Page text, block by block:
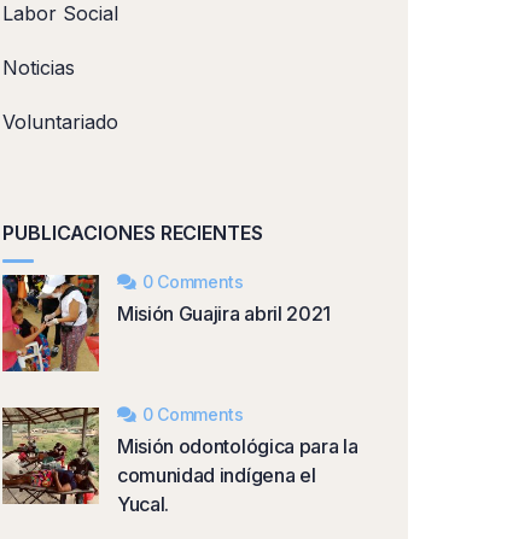
Labor Social
Noticias
Voluntariado
PUBLICACIONES RECIENTES
0 Comments
Misión Guajira abril 2021
0 Comments
Misión odontológica para la
comunidad indígena el
Yucal.